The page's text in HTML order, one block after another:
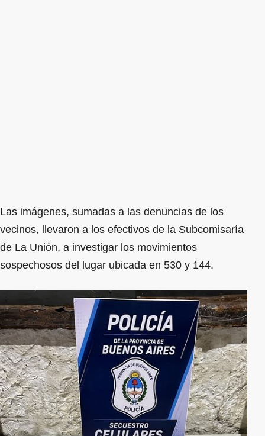
Las imágenes, sumadas a las denuncias de los
vecinos, llevaron a los efectivos de la Subcomisaría
de La Unión, a investigar los movimientos
sospechosos del lugar ubicada en 530 y 144.